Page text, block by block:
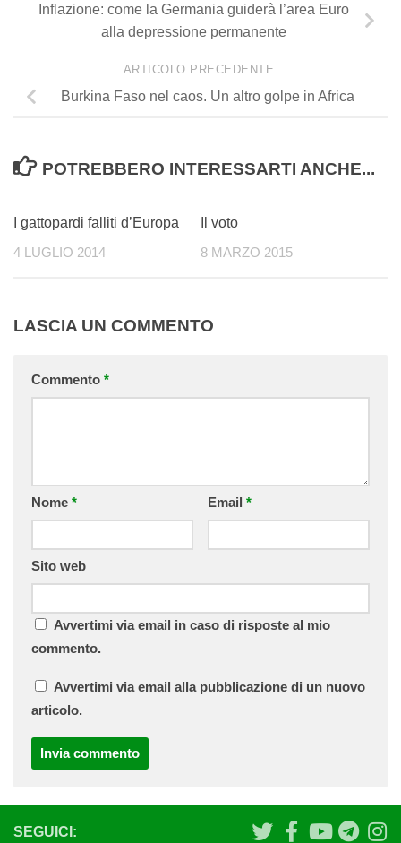
Inflazione: come la Germania guiderà l’area Euro
alla depressione permanente
ARTICOLO PRECEDENTE
Burkina Faso nel caos. Un altro golpe in Africa
POTREBBERO INTERESSARTI ANCHE...
I gattopardi falliti d’Europa
4 LUGLIO 2014
Il voto
8 MARZO 2015
LASCIA UN COMMENTO
Commento *
Nome * Email *
Sito web
Avvertimi via email in caso di risposte al mio
commento.
Avvertimi via email alla pubblicazione di un nuovo
articolo.
SEGUICI: